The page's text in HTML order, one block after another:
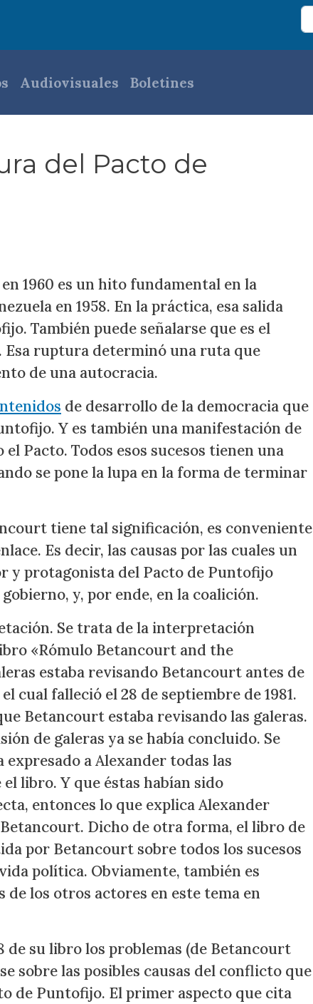
Audiovisuales Boletines
del Pacto de
1960 es un hito fundamental en la
en 1958. En la práctica, esa salida
También puede señalarse que es el
Esa ruptura determinó una ruta que
de una autocracia.
de desarrollo de la democracia que
Y es también una manifestación de
Pacto. Todos esos sucesos tienen una
se pone la lupa en la forma de terminar
tiene tal significación, es conveniente
Es decir, las causas por las cuales un
y protagonista del Pacto de Puntofijo
y, por ende, en la coalición.
Se trata de la interpretación
«Rómulo Betancourt and the
estaba revisando Betancourt antes de
falleció el 28 de septiembre de 1981.
Betancourt estaba revisando las galeras.
de galeras ya se había concluido. Se
a Alexander todas las
libro. Y que éstas habían sido
entonces lo que explica Alexander
Dicho de otra forma, el libro de
por Betancourt sobre todos los sucesos
política. Obviamente, también es
los otros actores en este tema en
de su libro los problemas (de Betancourt
sobre las posibles causas del conflicto que
de Puntofijo. El primer aspecto que cita